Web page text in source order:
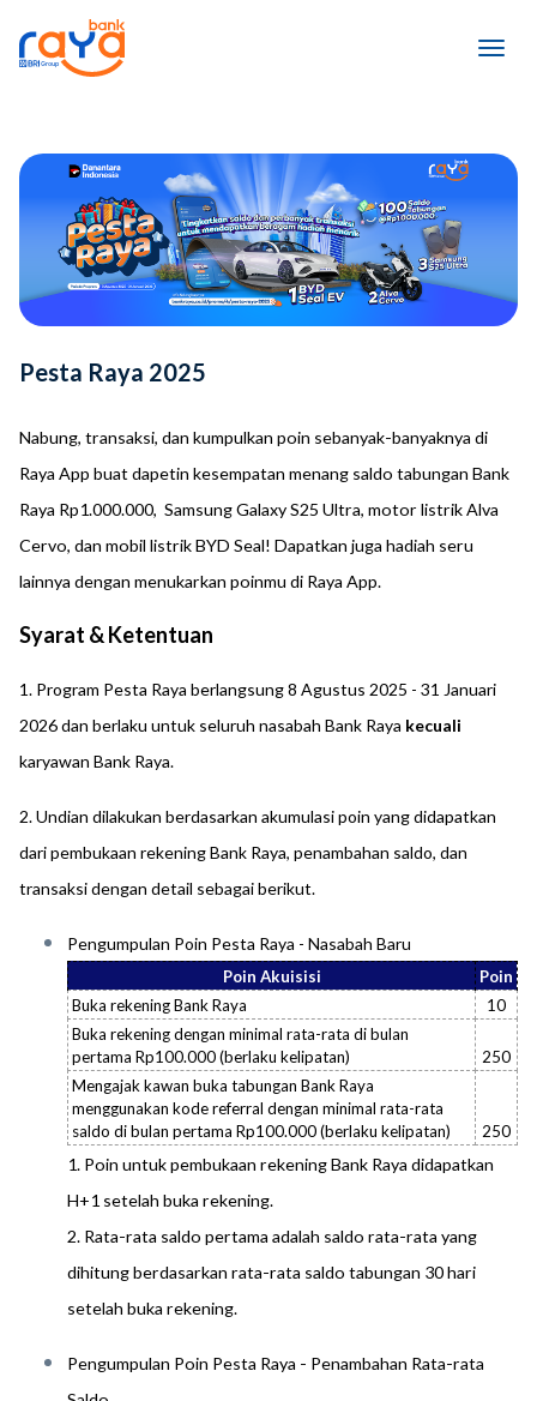
Pesta Raya 2025
Nabung, transaksi, dan kumpulkan poin sebanyak-banyaknya di
Raya App buat dapetin kesempatan menang saldo tabungan Bank
Raya Rp1.000.000, Samsung Galaxy S25 Ultra, motor listrik Alva
Cervo, dan mobil listrik BYD Seal! Dapatkan juga hadiah seru
lainnya dengan menukarkan poinmu di Raya App.
Syarat & Ketentuan
1. Program Pesta Raya berlangsung 8 Agustus 2025 - 31 Januari
2026 dan berlaku untuk seluruh nasabah Bank Raya kecuali
karyawan Bank Raya.
2. Undian dilakukan berdasarkan akumulasi poin yang didapatkan
dari pembukaan rekening Bank Raya, penambahan saldo, dan
transaksi dengan detail sebagai berikut.
Pengumpulan Poin Pesta Raya - Nasabah Baru
Poin Akuisisi
Poin
Buka rekening Bank Raya
10
Buka rekening dengan minimal rata-rata di bulan
pertama Rp100.000 (berlaku kelipatan)
250
Mengajak kawan buka tabungan Bank Raya
menggunakan kode referral dengan minimal rata-rata
saldo di bulan pertama Rp100.000 (berlaku kelipatan)
250
1. Poin untuk pembukaan rekening Bank Raya didapatkan
H+1 setelah buka rekening.
2. Rata-rata saldo pertama adalah saldo rata-rata yang
dihitung berdasarkan rata-rata saldo tabungan 30 hari
setelah buka rekening.
Pengumpulan Poin Pesta Raya - Penambahan Rata-rata